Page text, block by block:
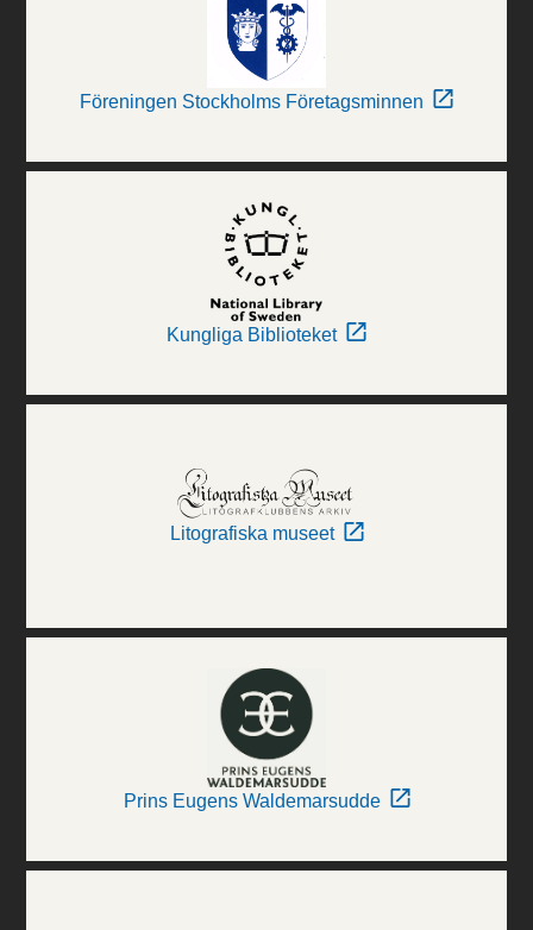
Föreningen Stockholms Företagsminnen
Kungliga Biblioteket
Litografiska museet
Prins Eugens Waldemarsudde